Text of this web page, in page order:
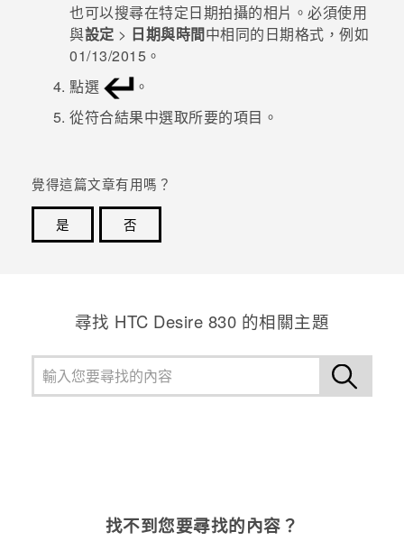
也可以搜尋在特定日期拍攝的相片。必須使用
與設定 > 日期與時間中相同的日期格式，例如
01/13/2015 。
點選
。
從符合結果中選取所要的項目。
覺得這篇文章有用嗎？
是
否
尋找 HTC Desire 830 的相關主題
找不到您要尋找的內容？